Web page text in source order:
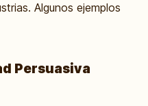
Algunos ejemplos
Persuasiva